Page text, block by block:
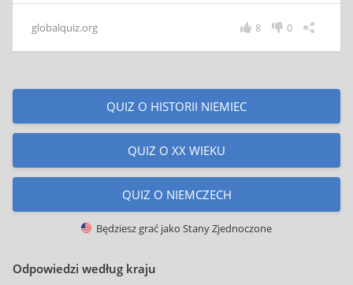
globalquiz.org 0
8
QUIZ O HISTORII NIEMIEC
QUIZ O XX WIEKU
QUIZ O NIEMCZECH
Będziesz grać jako Stany Zjednoczone
Odpowiedzi według kraju